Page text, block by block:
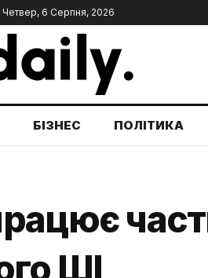
Четвер, 6 Серпня, 2026
БІЗНЕС ПОЛІТИКА
ШІ